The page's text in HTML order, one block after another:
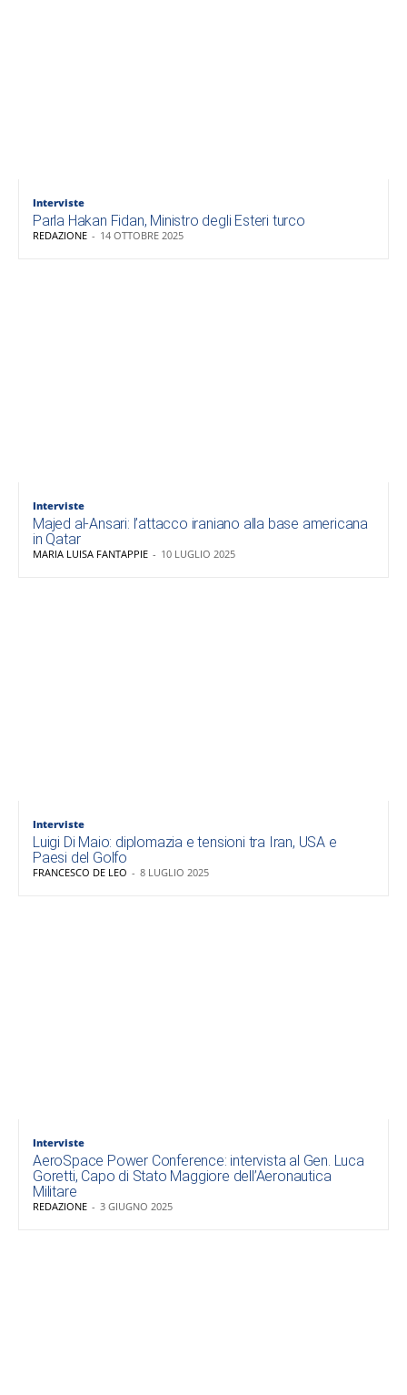
Interviste
Parla Hakan Fidan, Ministro degli Esteri turco
REDAZIONE - 14 OTTOBRE 2025
Interviste
Majed al-Ansari: l’attacco iraniano alla base americana
in Qatar
MARIA LUISA FANTAPPIE - 10 LUGLIO 2025
Interviste
Luigi Di Maio: diplomazia e tensioni tra Iran, USA e
Paesi del Golfo
FRANCESCO DE LEO - 8 LUGLIO 2025
Interviste
AeroSpace Power Conference: intervista al Gen. Luca
Goretti, Capo di Stato Maggiore dell’Aeronautica
Militare
REDAZIONE - 3 GIUGNO 2025